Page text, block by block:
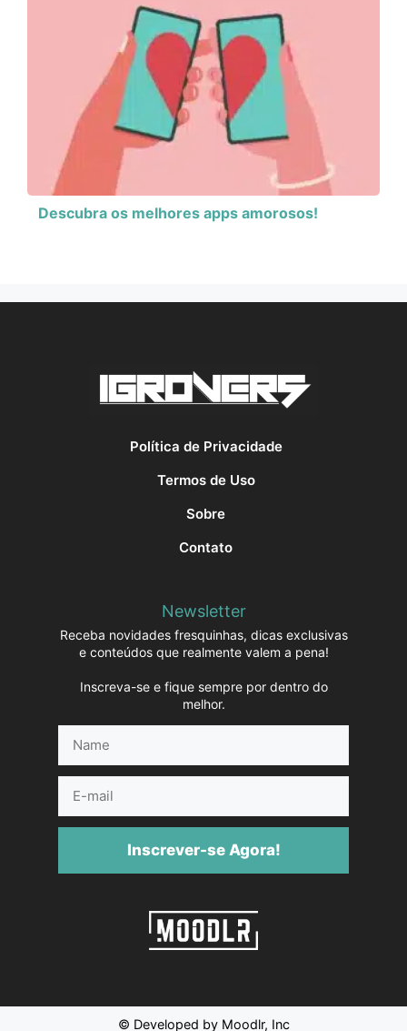
Descubra os melhores apps amorosos!
Política de Privacidade
Termos de Uso
Sobre
Contato
Newsletter
Receba novidades fresquinhas, dicas exclusivas
e conteúdos que realmente valem a pena!
Inscreva-se e fique sempre por dentro do
melhor.
mail
Inscrever-se Agora!